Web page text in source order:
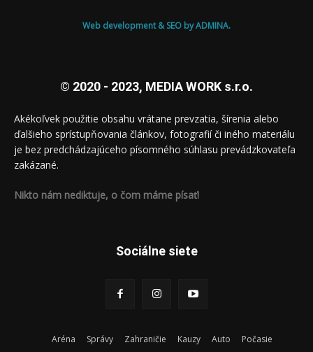
Web development & SEO by ADMINA.
© 2020 - 2023, MEDIA WORK s.r.o.
Akékoľvek použitie obsahu vrátane prevzatia, šírenia alebo
ďalšieho sprístupňovania článkov, fotografií či iného materiálu
je bez predchádzajúceho písomného súhlasu prevádzkovateľa
zakázané.
Nikto nám nediktuje, o čom máme písať!
Sociálne siete
Aréna Správy Zahraničie Kauzy Auto Počasie